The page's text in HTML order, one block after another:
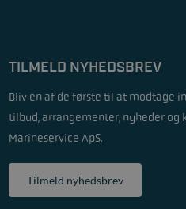
TILMELD NYHEDSBREV
Bliv en af de første til at modtage
tilbud, arrangementer, nyheder og
Marineservice ApS.
Tilmeld nyhedsbrev